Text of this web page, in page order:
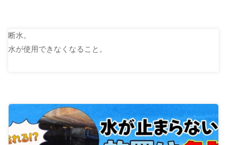
断水。
水が使用できなくなること。